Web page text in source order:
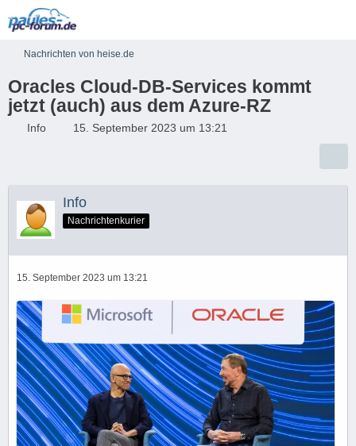
Nachrichten von heise.de
Oracles Cloud-DB-Services kommt
jetzt (auch) aus dem Azure-RZ
Info 15. September 2023 um 13:21
Info
Nachrichtenkurier
15. September 2023 um 13:21